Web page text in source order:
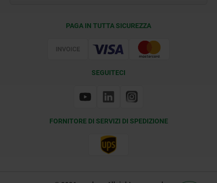
PAGA IN TUTTA SICUREZZA
SEGUITECI
FORNITORE DI SERVIZI DI SPEDIZIONE